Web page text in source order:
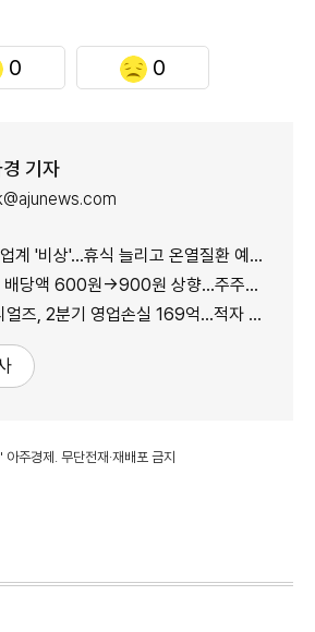
0 0
기자
'비상'…휴식 늘리고 온열질환 예방 총력
액 600원→900원 상향...주주가치 제고 차원
즈, 2분기 영업손실 169억...적자 지속
주경제. 무단전재·재배포 금지